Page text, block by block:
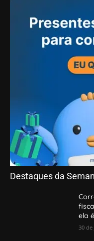
Destaques da
ela
30